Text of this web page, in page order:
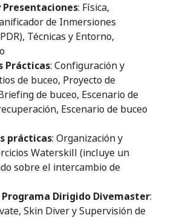
Presentaciones: Física,
de Inmersiones
Técnicas y Entorno,
Prácticas: Configuración y
de buceo, Proyecto de
de buceo, Escenario de
Escenario de buceo
prácticas: Organización y
Waterskill (incluye un
sobre el intercambio de
Dirigido Divemaster:
Skin Diver y Supervisión de